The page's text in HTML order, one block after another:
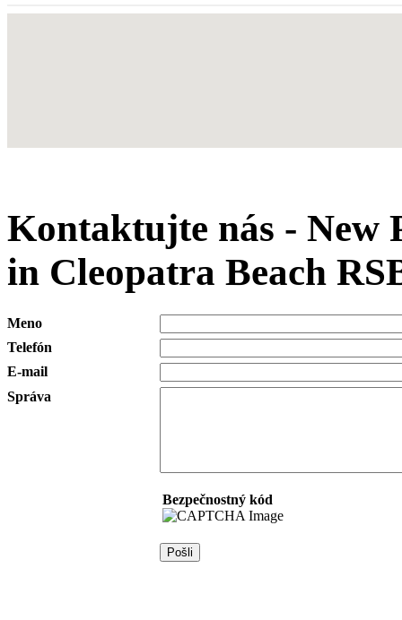
Kontaktujte nás - New
in Cleopatra Beach
Meno
Telefón
E-mail
Správa
Bezpečnostný kód